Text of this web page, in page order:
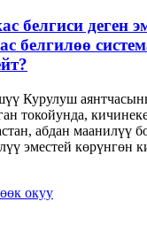
белгиси деген
белгилөө
Курулуш
токойунда,
абдан маанилүү
эместей көрүнгөн
окуу